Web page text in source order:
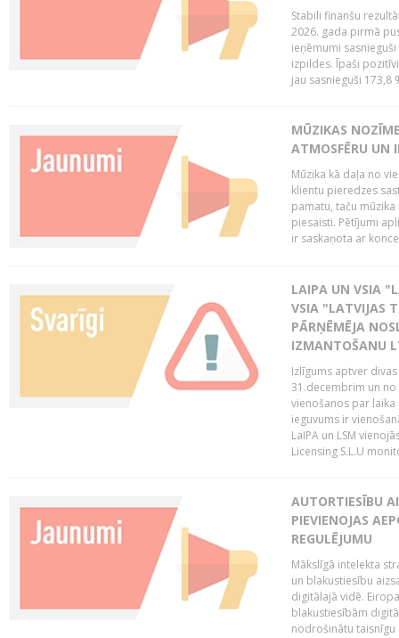
Stabili finanšu
2026. gada pirmā
ieņēmumi
izpildes. Īpaši
jau sasnieguši 173,8
MŪZIKAS
ATMOSFĒRU UN
Mūzika kā daļa no
klientu pieredzes
pamatu, taču
piesaisti. Pētījumi
ir saskaņota ar
LAIPA UN VSIA
VSIA "LATVIJAS
PĀRŅĒMĒJA
IZMANTOŠANU
Izlīgums aptver
31.decembrim un no
vienošanos par
ieguvums ir
LaIPA un LSM
Licensing S.L.U
AUTORTIESĪBU
PIEVIENOJAS
REGULĒJUMU
Mākslīgā intelekta
un blakustiesību
digitālajā vidē.
blakustiesībām
nodrošinātu taisnīgu